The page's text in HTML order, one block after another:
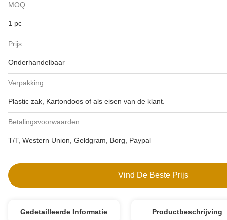
MOQ:
1 pc
Prijs:
Onderhandelbaar
Verpakking:
Plastic zak, Kartondoos of als eisen van de klant.
Betalingsvoorwaarden:
T/T, Western Union, Geldgram, Borg, Paypal
Vind De Beste Prijs
Gedetailleerde Informatie Productbeschrijving